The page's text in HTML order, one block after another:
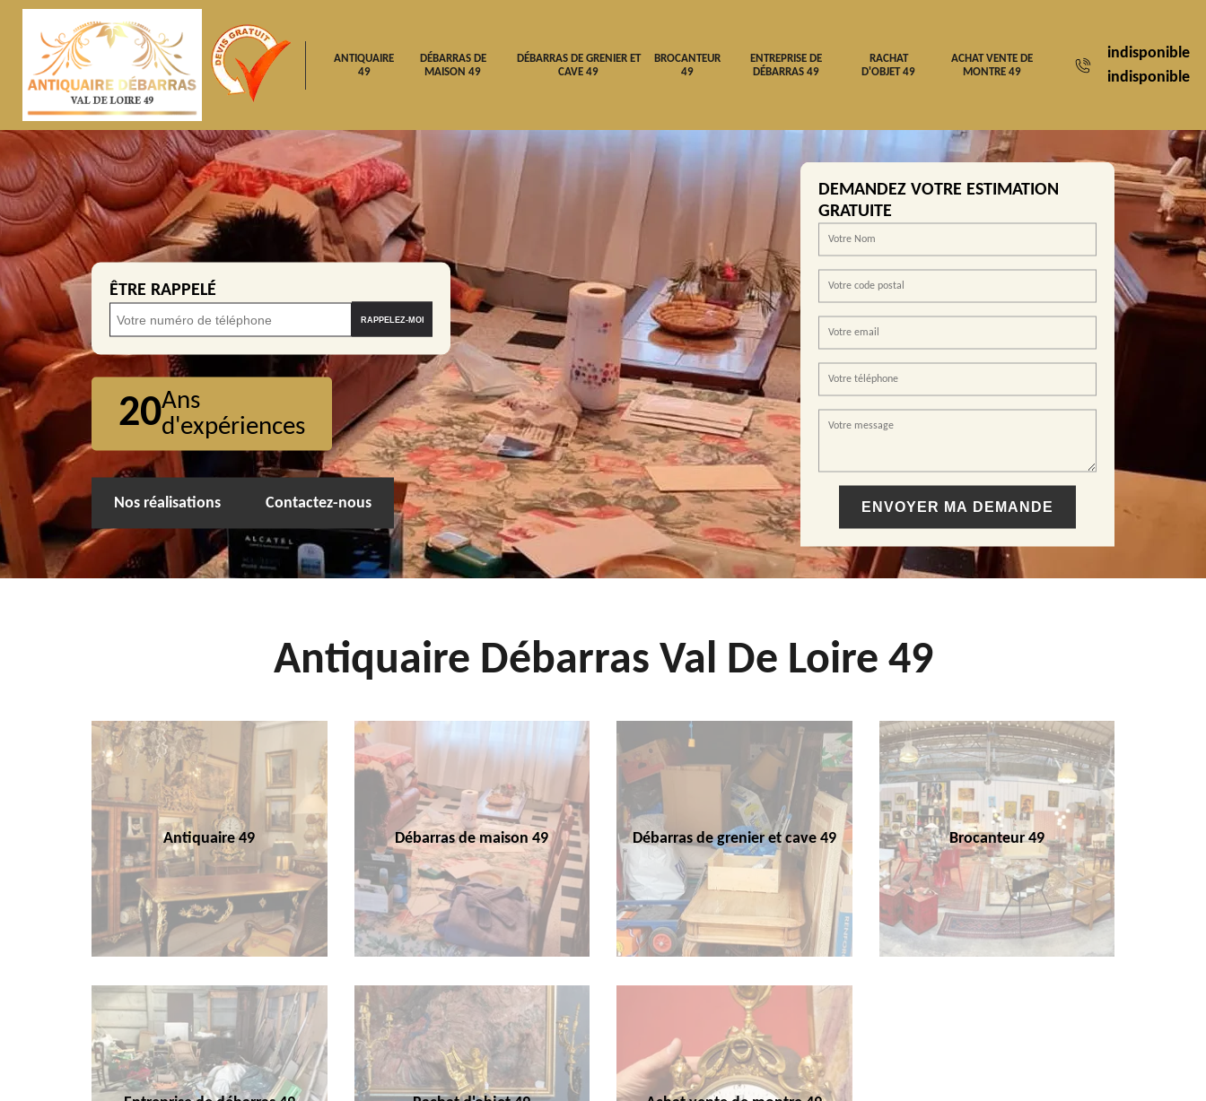
ANTIQUAIRE
49
DÉBARRAS DE
MAISON 49
DÉBARRAS DE GRENIER ET
CAVE 49
BROCANTEUR
49
ENTREPRISE DE
DÉBARRAS 49
RACHAT
D'OBJET 49
ACHAT VENTE DE
MONTRE 49
indisponible
indisponible
ÊTRE RAPPELÉ
20Ans
d'expériences
Nos réalisations Contactez-nous
DEMANDEZ VOTRE ESTIMATION
GRATUITE
Antiquaire Débarras Val De Loire 49
Antiquaire 49 Débarras de maison 49 Débarras de grenier et cave 49 Brocanteur 49